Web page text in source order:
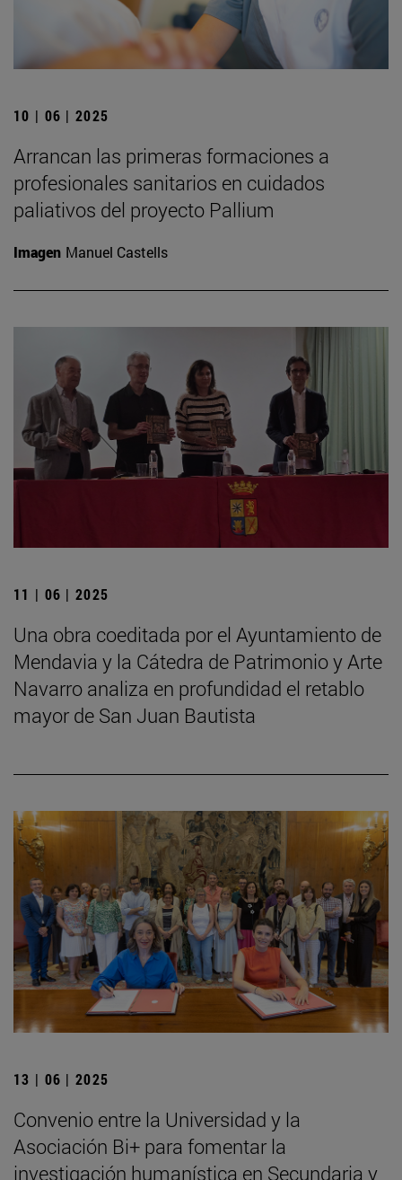
10 | 06 | 2025
Arrancan las primeras formaciones a
profesionales sanitarios en cuidados
paliativos del proyecto Pallium
Imagen Manuel Castells
11 | 06 | 2025
Una obra coeditada por el Ayuntamiento de
Mendavia y la Cátedra de Patrimonio y Arte
Navarro analiza en profundidad el retablo
mayor de San Juan Bautista
13 | 06 | 2025
Convenio entre la Universidad y la
Asociación Bi+ para fomentar la
investigación humanística en Secundaria y